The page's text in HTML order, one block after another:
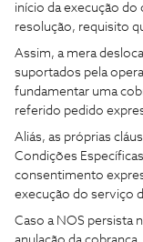
início da execução
resolução, requisito
Assim, a mera
suportados pela
fundamentar uma
referido pedido
Aliás, as próprias
Condições
consentimento
execução do serviço
Caso a NOS persista